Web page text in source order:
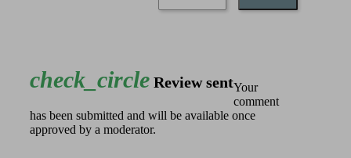
check_circle Review sentYour
comment
has been submitted and will be available once
approved by a moderator.